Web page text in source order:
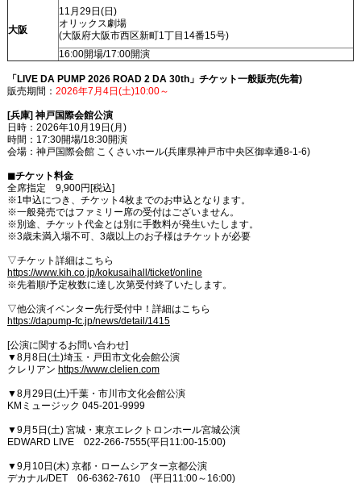
大阪
11月29日(日)
オリックス劇場
(大阪府大阪市西区新町1丁目14番15号)
16:00開場/17:00開演
「LIVE DA PUMP 2026 ROAD 2 DA 30th」チケット一般販売(先着)
販売期間： 2026年7月4日(土)10:00～
[兵庫] 神戸国際会館公演
日時：2026年10月19日(月)
時間：17:30開場/18:30開演
会場：神戸国際会館 こくさいホール(兵庫県神戸市中央区御幸通8-1-6)
◼︎チケット料金
全席指定 9,900円[税込]
※1申込につき、チケット4枚までのお申込となります。
※一般発売ではファミリー席の受付はございません。
※別途、チケット代金とは別に手数料が発生いたします。
※3歳未満入場不可、3歳以上のお子様はチケットが必要
▽チケット詳細はこちら
https://www.kih.co.jp/kokusaihall/ticket/online
※先着順/予定枚数に達し次第受付終了いたします。
▽他公演イベンター先行受付中！詳細はこちら
https://dapump-fc.jp/news/detail/1415
[公演に関するお問い合わせ]
▼8月8日(土)埼玉・戸田市文化会館公演
クレリアン https://www.clelien.com
▼8月29日(土)千葉・市川市文化会館公演
KMミュージック 045-201-9999
▼9月5日(土) 宮城・東京エレクトロンホール宮城公演
EDWARD LIVE 022-266-7555(平日11:00-15:00)
▼9月10日(木) 京都・ロームシアター京都公演
デカナル/DET 06-6362-7610 (平日11:00～16:00)